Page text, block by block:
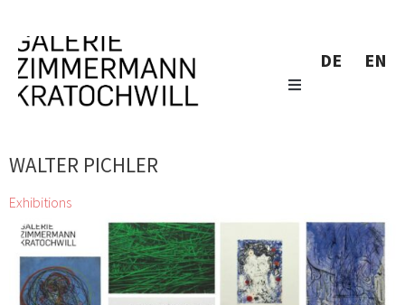
DE EN
WALTER PICHLER
Exhibitions
Druckgrafik
Herbert Brandl, Christian Eisenberger, Valie Export, Thomas
Feuerstein, Gelitin, Bruno Gironcoli, Franz Graf, Xenia
Hausner, Siggi Hofer, Irene, Christine Hohenbüchler, Kiki